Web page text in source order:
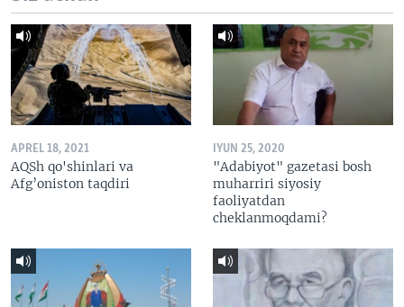
APREL 18, 2021
AQSh qo'shinlari va
Afg’oniston taqdiri
IYUN 25, 2020
"Adabiyot" gazetasi bosh
muharriri siyosiy
faoliyatdan
cheklanmoqdami?